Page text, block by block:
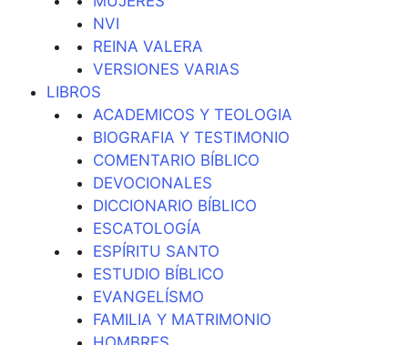
NVI
REINA VALERA
VERSIONES VARIAS
LIBROS
ACADEMICOS Y TEOLOGIA
BIOGRAFIA Y TESTIMONIO
COMENTARIO BÍBLICO
DEVOCIONALES
DICCIONARIO BÍBLICO
ESCATOLOGÍA
ESPÍRITU SANTO
ESTUDIO BÍBLICO
EVANGELÍSMO
FAMILIA Y MATRIMONIO